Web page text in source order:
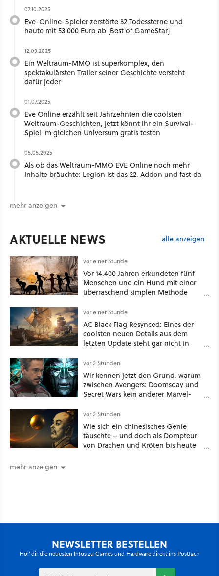
07.10.2025
Eve-Online-Spieler zerstörte 32 Todessterne und
haute mit 53.000 Euro ab [Best of GameStar]
12.09.2025
Ein Weltraum-MMO ist superkomplex, den
spektakulärsten Trailer seiner Geschichte versteht
dafür jeder
01.07.2025
Eve Online erzählt seit Jahrzehnten die coolsten
Weltraum-Geschichten, jetzt könnt ihr ein Survival-
Spiel im gleichen Universum gratis testen
05.05.2025
Als ob das Weltraum-MMO EVE Online noch mehr
Inhalte bräuchte: Legion ist das 22. Addon und fast da
mehr anzeigen
AKTUELLE NEWS alle anzeigen
vor einer Stunde
Vor 14.400 Jahren erkundeten fünf
Menschen und ein Hund mit einer
überraschend simplen Methode
Spuren für die Ewigkeit
vor einer Stunde
AC Black Flag Resynced: Eines der
coolsten neuen Details aus dem
letzten Update steht gar nicht in
vor 2 Stunden
Wir kennen jetzt den Grund, warum
zwischen Avengers: Doomsday und
Secret Wars kein anderer Marvel-
vor 2 Stunden
Wie sich ein chinesisches Genie
täuschte – und doch als Dompteur
von Drachen und Kröten bis heute
mehr anzeigen
NEWSLETTER BESTELLEN
Hol' dir die neuesten Infos zu Games und Hardware direkt ins Postfach